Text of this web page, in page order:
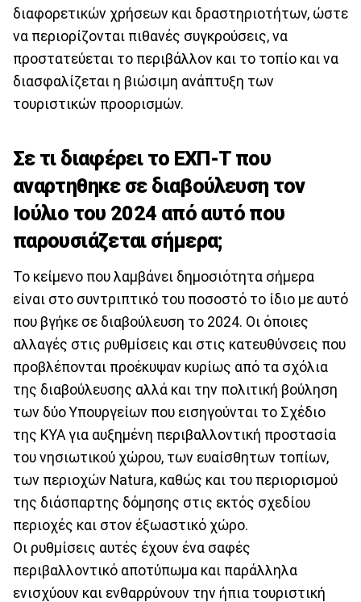
διαφορετικών χρήσεων και δραστηριοτήτων, ώστε
να περιορίζονται πιθανές συγκρούσεις, να
προστατεύεται το περιβάλλον και το τοπίο και να
διασφαλίζεται η βιώσιμη ανάπτυξη των
τουριστικών προορισμών.
Σε τι διαφέρει το ΕΧΠ-Τ που
αναρτηθηκε σε διαβούλευση τον
Ιούλιο του 2024 από αυτό που
παρουσιάζεται σήμερα;
Το κείμενο που λαμβάνει δημοσιότητα σήμερα
είναι στο συντριπτικό του ποσοστό το ίδιο με αυτό
που βγήκε σε διαβούλευση το 2024. Οι όποιες
αλλαγές στις ρυθμίσεις και στις κατευθύνσεις που
προβλέπονται προέκυψαν κυρίως από τα σχόλια
της διαβούλευσης αλλά και την πολιτική βούληση
των δύο Υπουργείων που εισηγούνται το Σχέδιο
της ΚΥΑ για αυξημένη περιβαλλοντική προστασία
του νησιωτικού χώρου, των ευαίσθητων τοπίων,
των περιοχών Natura, καθώς και του περιορισμού
της διάσπαρτης δόμησης στις εκτός σχεδίου
περιοχές και στον έξωαστικό χώρο.
Οι ρυθμίσεις αυτές έχουν ένα σαφές
περιβαλλοντικό αποτύπωμα και παράλληλα
ενισχύουν και ενθαρρύνουν την ήπια τουριστική